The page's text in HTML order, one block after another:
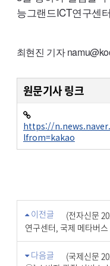
능그랜드ICT연구센
최현진 기자
원문기사 링크
https://
lfrom=kakao
이전글
(전자신문
연구센터, 국제 메타버
다음글
(국제신문